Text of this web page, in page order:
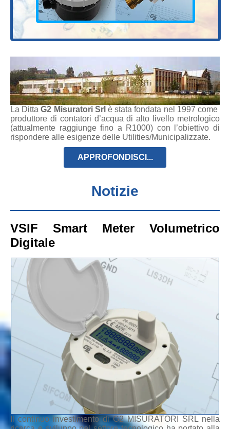
La DittaG2 Misuratori Srl è stata fondata nel 1997 come
produttore di contatori d’acqua di alto livello metrologico
(attualmente raggiunge fino a R1000) con l’obiettivo di
rispondere alle esigenze delle Utilities/Municipalizzate.
APPROFONDISCI...
Notizie
VSIF Smart Meter Volumetrico
Digitale
Il continuo investimento di G2 MISURATORI SRL nella